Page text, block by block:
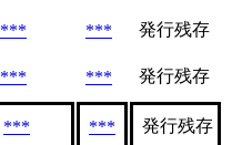
*** ***
発行残存
*** *** 発行残存
*** *** 発行残存